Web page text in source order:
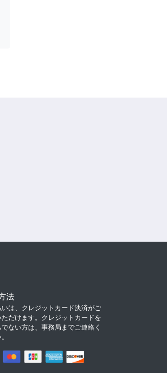
法
いは、クレジットカード決済がご
だけます。クレジットカードを
でない方は、事務局までご連絡く